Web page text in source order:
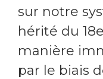
sur notre
hérité du
manière
par le biais